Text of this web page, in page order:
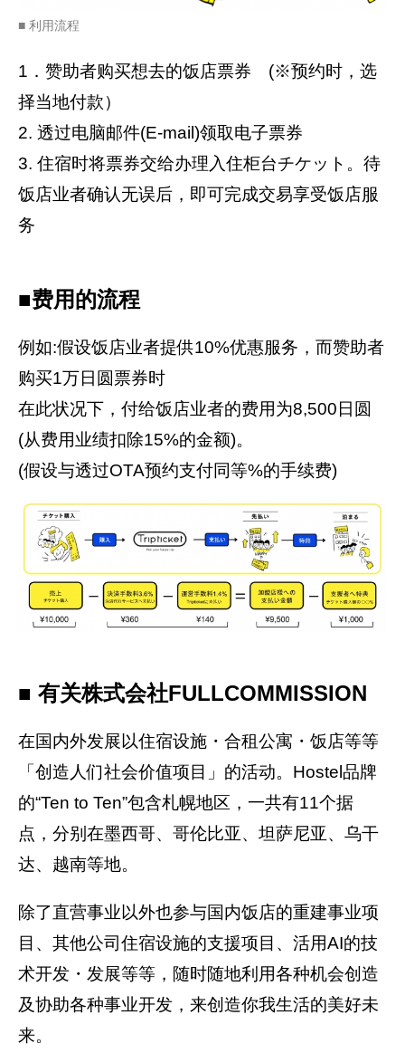
■ 利用流程
1．赞助者购买想去的饭店票券 (※预约时，选
择当地付款）
2. 透过电脑邮件(E-mail)领取电子票券
3. 住宿时将票券交给办理入住柜台チケット。待
饭店业者确认无误后，即可完成交易享受饭店服
务
■费用的流程
例如:假设饭店业者提供10%优惠服务，而赞助者
购买1万日圆票券时
在此状况下，付给饭店业者的费用为8,500日圆
(从费用业绩扣除15%的金额)。
(假设与透过OTA预约支付同等%的手续费)
■ 有关株式会社FULLCOMMISSION
在国内外发展以住宿设施・合租公寓・饭店等等
「创造人们社会价值项目」的活动。Hostel品牌
的“Ten to Ten”包含札幌地区，一共有11个据
点，分别在墨西哥、哥伦比亚、坦萨尼亚、乌干
达、越南等地。
除了直营事业以外也参与国内饭店的重建事业项
目、其他公司住宿设施的支援项目、活用AI的技
术开发・发展等等，随时随地利用各种机会创造
及协助各种事业开发，来创造你我生活的美好未
来。